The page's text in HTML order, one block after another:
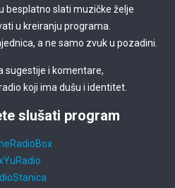
besplatno slati muzičke želje
u kreiranju programa.
a ne samo zvuk u pozadini.
sugestije i komentare,
koji ima dušu i identitet.
slušati program